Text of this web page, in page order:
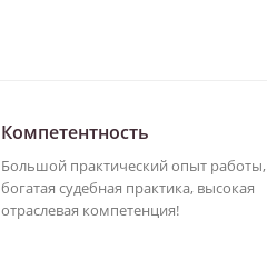
Компетентность
Большой практический опыт работы,
богатая судебная практика, высокая
отраслевая компетенция!